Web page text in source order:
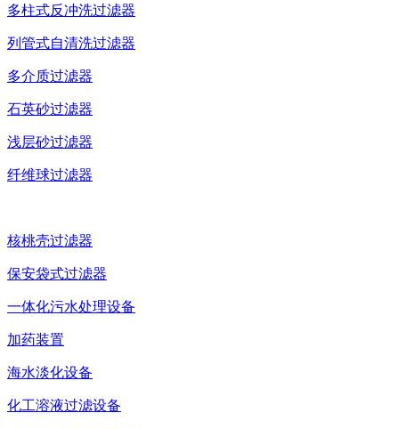
多柱式反冲洗过滤器
列管式自清洗过滤器
多介质过滤器
石英砂过滤器
浅层砂过滤器
纤维球过滤器
核桃壳过滤器
保安袋式过滤器
一体化污水处理设备
加药装置
海水淡化设备
化工溶液过滤设备